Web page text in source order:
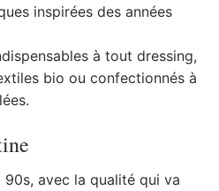
inspirées des années
à tout dressing,
bio ou confectionnés à
avec la qualité qui va